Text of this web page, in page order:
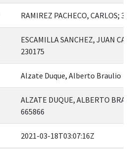
RAMIREZ PACHECO, CARLOS;
ESCAMILLA SANCHEZ, JUAN
230175
Alzate Duque, Alberto Braulio
ALZATE DUQUE, ALBERTO
665866
2021-03-18T03:07:16Z